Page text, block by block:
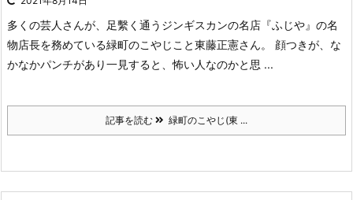
多くの芸人さんが、足繫く通うジンギスカンの名店『ふじや』の名
物店長を務めている緑町のこやじこと東藤正憲さん。
顔つきが、な
かなかパンチがあり一見すると、怖い人なのかと思 ...
記事を読む 緑町のこやじ(東 ...